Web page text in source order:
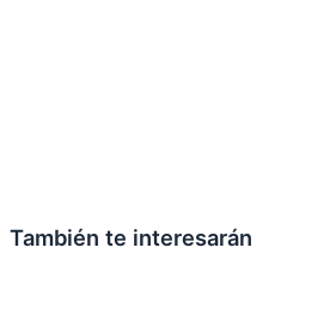
También te interesarán